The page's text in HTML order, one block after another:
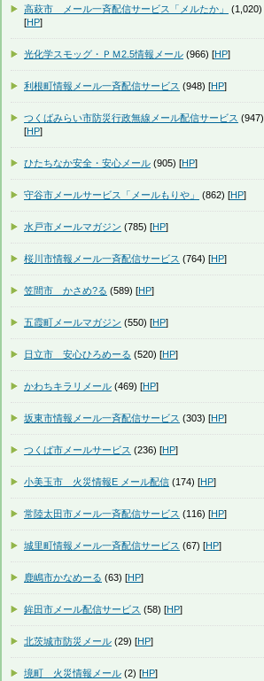
高萩市 メール一斉配信サービス「メルたか」
(1,020)
[HP]
光化学スモッグ・ＰＭ2.5情報メール (966) [HP]
利根町情報メール一斉配信サービス (948) [HP]
つくばみらい市防災行政無線メール配信サービス (947)
[HP]
ひたちなか安全・安心メール (905) [HP]
守谷市メールサービス「メールもりや」 (862) [HP]
水戸市メールマガジン (785) [HP]
桜川市情報メール一斉配信サービス (764) [HP]
笠間市 かさめ?る (589) [HP]
五霞町メールマガジン (550) [HP]
日立市 安心ひろめーる (520) [HP]
かわちキラリメール (469) [HP]
坂東市情報メール一斉配信サービス (303) [HP]
つくば市メールサービス (236) [HP]
小美玉市 火災情報E メール配信 (174) [HP]
常陸太田市メール一斉配信サービス (116) [HP]
城里町情報メール一斉配信サービス (67) [HP]
鹿嶋市かなめーる (63) [HP]
鉾田市メール配信サービス (58) [HP]
北茨城市防災メール (29) [HP]
境町 火災情報メール (2) [HP]